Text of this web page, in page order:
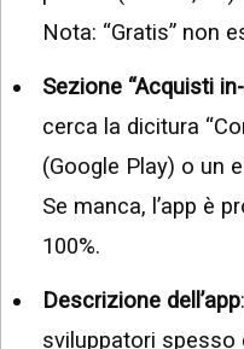
Nota: “Gratis” non
Sezione “Acquisti
cerca la dicitura
(Google Play) o un
Se manca, l’app è
100%.
Descrizione dell’app
sviluppatori